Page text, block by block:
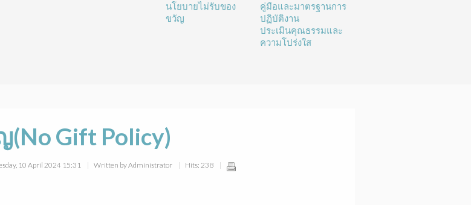
นโยบายไม่รับของ
ขวัญ
คู่มือและมาตรฐานการ
ปฏิบัติงาน
ประเมินคุณธรรมและ
ความโปร่งใส
Gift Policy)
10 April 2024 15:31 Written by Administrator Hits: 238